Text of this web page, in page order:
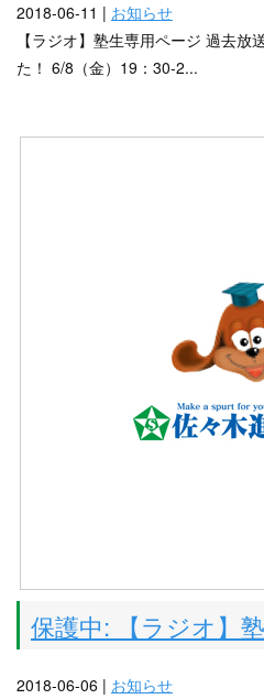
2018-06-11 | お知らせ
【ラジオ】塾生専用ページ 過去放
た！ 6/8（金）19：30-2...
保護中: 【ラジオ】
2018-06-06 | お知らせ